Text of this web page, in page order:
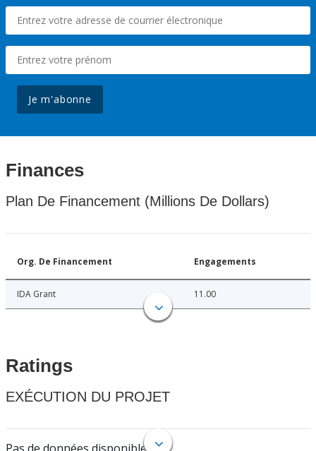
Je m'abonne
Finances
Plan De Financement (Millions De Dollars)
Org. De Financement Engagements
IDA Grant 11.00
Ratings
EXÉCUTION DU PROJET